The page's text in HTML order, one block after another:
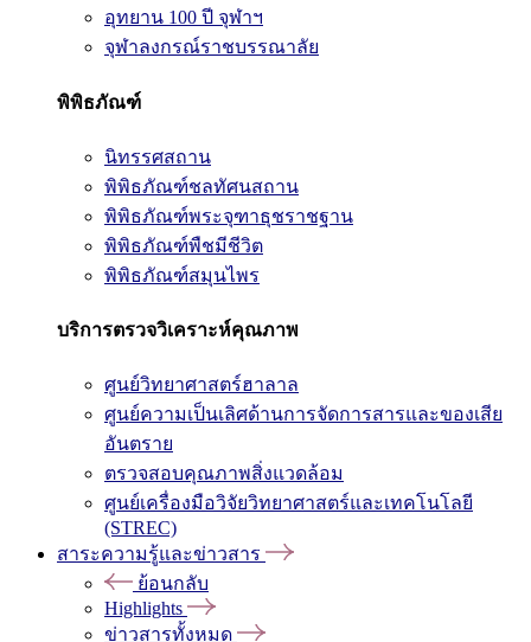
อุทยาน 100 ปี จุฬาฯ
จุฬาลงกรณ์ราชบรรณาลัย
พิพิธภัณฑ์
นิทรรศสถาน
พิพิธภัณฑ์ชลทัศนสถาน
พิพิธภัณฑ์พระจุฑาธุชราชฐาน
พิพิธภัณฑ์พืชมีชีวิต
พิพิธภัณฑ์สมุนไพร
บริการตรวจวิเคราะห์คุณภาพ
ศูนย์วิทยาศาสตร์ฮาลาล
ศูนย์ความเป็นเลิศด้านการจัดการสารและของเสีย
อันตราย
ตรวจสอบคุณภาพสิ่งแวดล้อม
ศูนย์เครื่องมือวิจัยวิทยาศาสตร์และเทคโนโลยี
(STREC)
สาระความรู้และข่าวสาร
ย้อนกลับ
Highlights
ข่าวสารทั้งหมด